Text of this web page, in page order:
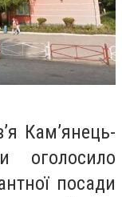
Кам’янець-
оголосило
посади